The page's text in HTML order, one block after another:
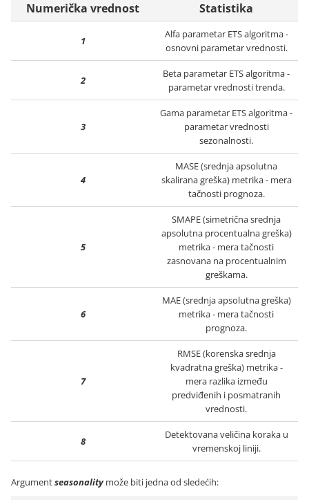
Numerička vrednost Statistika
1
Alfa parametar ETS algoritma -
osnovni parametar vrednosti.
2
Beta parametar ETS algoritma -
parametar vrednosti trenda.
3
Gama parametar ETS algoritma -
parametar vrednosti
sezonalnosti.
4
MASE (srednja apsolutna
skalirana greška) metrika - mera
tačnosti prognoza.
5
SMAPE (simetrična srednja
apsolutna procentualna greška)
metrika - mera tačnosti
zasnovana na procentualnim
greškama.
6
MAE (srednja apsolutna greška)
metrika - mera tačnosti
prognoza.
7
RMSE (korenska srednja
kvadratna greška) metrika -
mera razlika između
predviđenih i posmatranih
vrednosti.
8
Detektovana veličina koraka u
vremenskoj liniji.
Argumentseasonalitymože biti jedna od sledećih: